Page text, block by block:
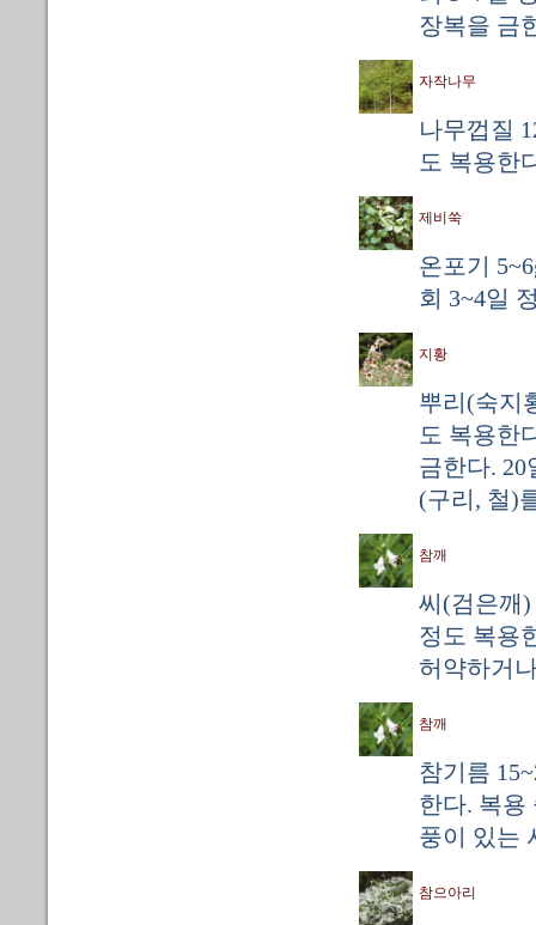
장복을 금
자작나무
나무껍질
도 복용한
제비쑥
온포기
회 3~4일
지황
뿌리(숙지
도 복용한
금한다.
(구리, 철)
참깨
씨(검은깨)
정도 복용
허약하거
참깨
참기름
한다. 복용
풍이 있는
참으아리